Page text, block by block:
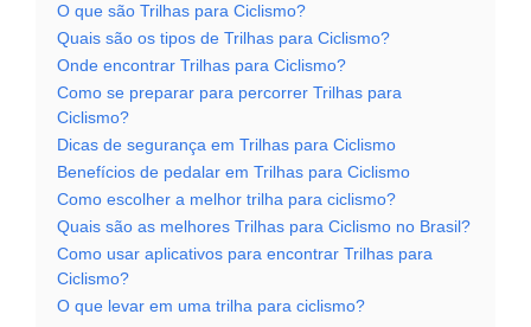
O que são Trilhas para Ciclismo?
Quais são os tipos de Trilhas para Ciclismo?
Onde encontrar Trilhas para Ciclismo?
Como se preparar para percorrer Trilhas para
Ciclismo?
Dicas de segurança em Trilhas para Ciclismo
Benefícios de pedalar em Trilhas para Ciclismo
Como escolher a melhor trilha para ciclismo?
Quais são as melhores Trilhas para Ciclismo no Brasil?
Como usar aplicativos para encontrar Trilhas para
Ciclismo?
O que levar em uma trilha para ciclismo?